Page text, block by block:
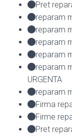
Pret
reparam
reparam
reparam
reparam
reparam
URGENTA
reparam
Firma
Firme
Pret